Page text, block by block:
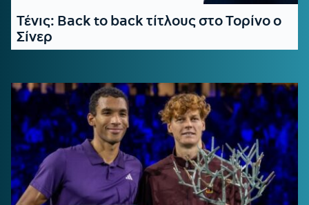
Τένις: Back to back τίτλους στο Τορίνο ο
Σίνερ